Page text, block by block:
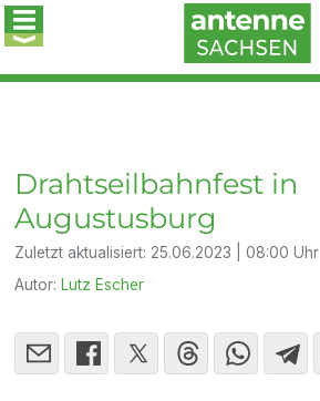
Drahtseilbahnfest in
Augustusburg
Zuletzt aktualisiert: 25.06.2023 | 08:00 Uhr
Autor: Lutz Escher